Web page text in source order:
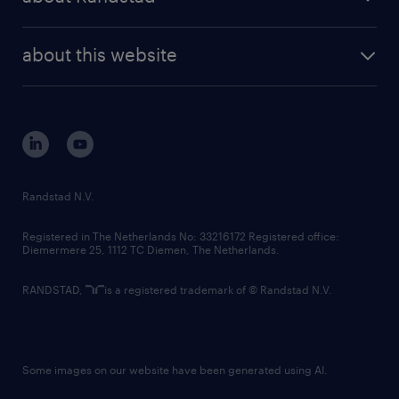
randstad digital
corporate governance
randstad innovation fund
country websites
about this website
Randstad N.V.
Registered in The Netherlands No: 33216172 Registered office:
Diemermere 25, 1112 TC Diemen, The Netherlands.
RANDSTAD, is a registered trademark of © Randstad N.V.
Some images on our website have been generated using AI.